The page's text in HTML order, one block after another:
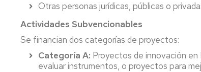
Otras personas jurídicas, públicas o
Actividades Subvencionables
Se financian dos categorías de proyectos:
Categoría A: Proyectos de innovación
evaluar instrumentos, o proyectos para